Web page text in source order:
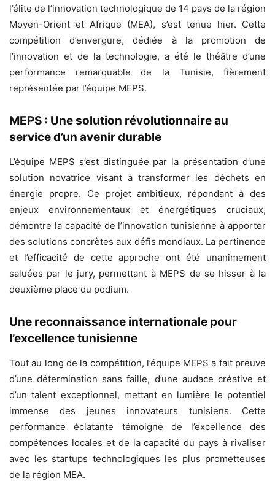
l’élite de l’innovation technologique de 14 pays de la région
Moyen-Orient et Afrique (MEA), s’est tenue hier. Cette
compétition d’envergure, dédiée à la promotion de
l’innovation et de la technologie, a été le théâtre d’une
performance remarquable de la Tunisie, fièrement
représentée par l’équipe MEPS.
MEPS : Une solution révolutionnaire au
service d’un avenir durable
L’équipe MEPS s’est distinguée par la présentation d’une
solution novatrice visant à transformer les déchets en
énergie propre. Ce projet ambitieux, répondant à des
enjeux environnementaux et énergétiques cruciaux,
démontre la capacité de l’innovation tunisienne à apporter
des solutions concrètes aux défis mondiaux. La pertinence
et l’efficacité de cette approche ont été unanimement
saluées par le jury, permettant à MEPS de se hisser à la
deuxième place du podium.
Une reconnaissance internationale pour
l’excellence tunisienne
Tout au long de la compétition, l’équipe MEPS a fait preuve
d’une détermination sans faille, d’une audace créative et
d’un talent exceptionnel, mettant en lumière le potentiel
immense des jeunes innovateurs tunisiens. Cette
performance éclatante témoigne de l’excellence des
compétences locales et de la capacité du pays à rivaliser
avec les startups technologiques les plus prometteuses
de la région MEA.